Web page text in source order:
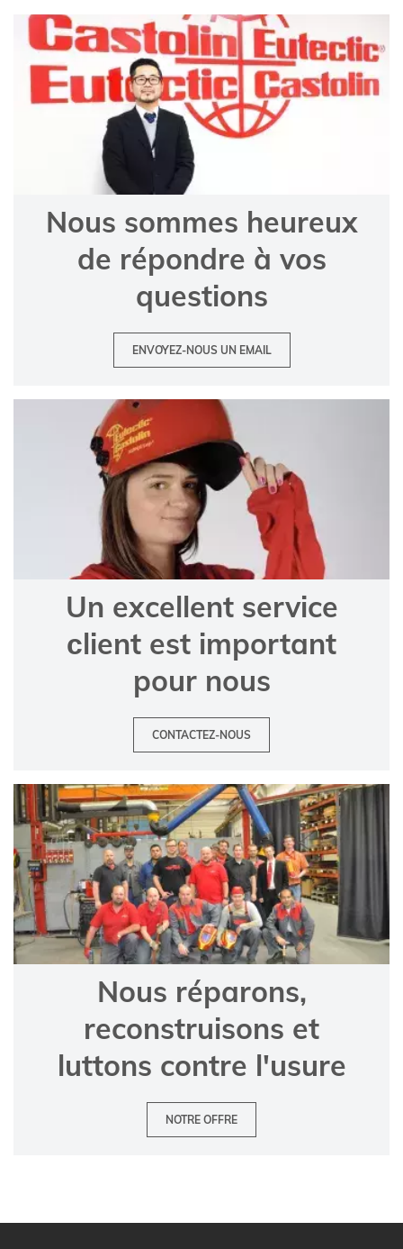
Nous sommes heureux
de répondre à vos
questions
ENVOYEZ-NOUS UN EMAIL
Un excellent service
сlient est important
pour nous
CONTACTEZ-NOUS
Nous réparons,
reconstruisons et
luttons contre l'usure
NOTRE OFFRE